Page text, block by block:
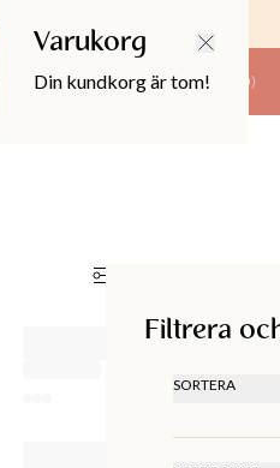
0)
Varukorg
Din kundkorg är tom!
Filtrera
SORTERA